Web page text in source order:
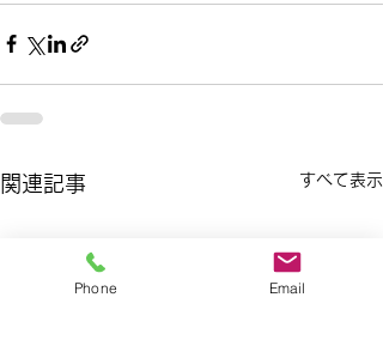
関連記事 すべて表示
Phone Email